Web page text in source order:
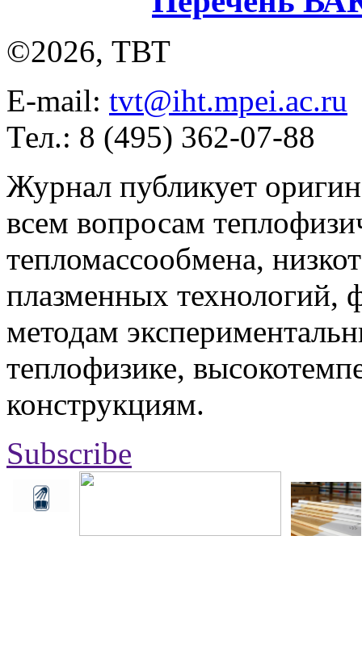
©2026, ТВТ
E-mail: tvt@iht.mpei.ac.ru
Тел.: 8 (495) 362-07-88
Журнал публикует
всем вопросам
тепломассообмена,
плазменных технологий,
методам
теплофизике,
конструкциям.
Subscribe